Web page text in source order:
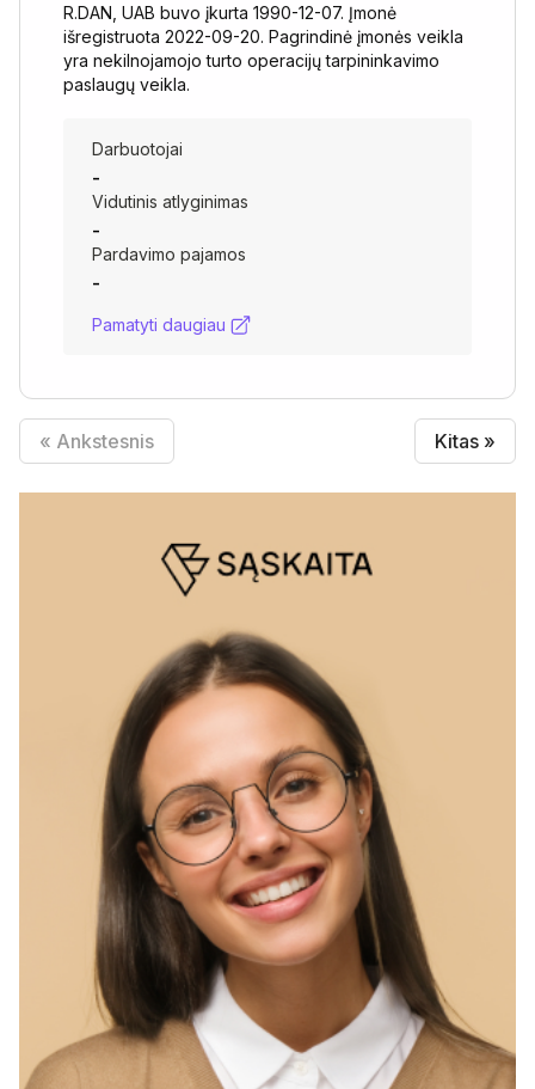
R.DAN, UAB buvo įkurta 1990-12-07. Įmonė
išregistruota 2022-09-20. Pagrindinė įmonės veikla
yra nekilnojamojo turto operacijų tarpininkavimo
paslaugų veikla.
Darbuotojai
-
Vidutinis atlyginimas
-
Pardavimo pajamos
-
Pamatyti daugiau
« Ankstesnis Kitas »